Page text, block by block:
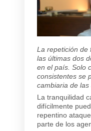
La repetición de
las últimas dos
en el país. Solo
consistentes se
cambiaria de
La tranquilidad
difícilmente
repentino
parte de los